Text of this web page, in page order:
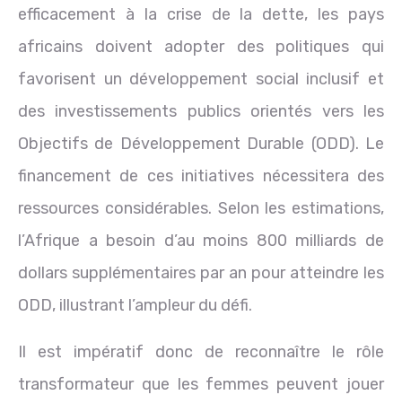
efficacement à la crise de la dette, les pays
africains doivent adopter des politiques qui
favorisent un développement social inclusif et
des investissements publics orientés vers les
Objectifs de Développement Durable (ODD). Le
financement de ces initiatives nécessitera des
ressources considérables. Selon les estimations,
l’Afrique a besoin d’au moins 800 milliards de
dollars supplémentaires par an pour atteindre les
ODD, illustrant l’ampleur du défi.
Il est impératif donc de reconnaître le rôle
transformateur que les femmes peuvent jouer